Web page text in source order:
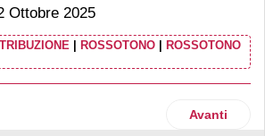
Ottobre 2025
ROSSOTONO
ROSSOTONO
Nasce a Milano il primo showroom
Articolo
Avanti